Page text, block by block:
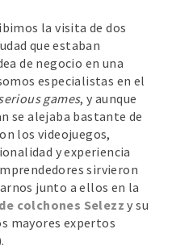
la visita de dos
que estaban
de negocio en una
especialistas en el
games, y aunque
se alejaba bastante de
los videojuegos,
y experiencia
sirvieron
junto a ellos en la
colchones Selezz y su
mayores expertos